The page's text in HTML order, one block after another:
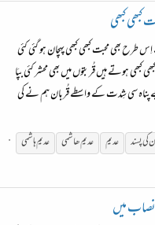
کبھی
بھی محبت کبھی کبھی پہچان ہو گئی کئی
ہوتے ہیں قُربتوں میں بھی محشر کئی بپَا
سی شِدت کے واسطے قُربان ہم نے کی
کی پسند عدیم عدیمھاشمی عدیمہاشمی
میں